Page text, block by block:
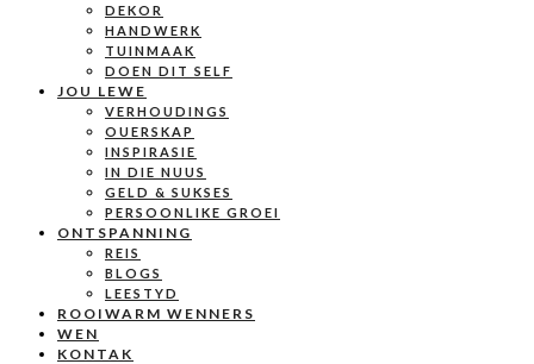
DEKOR
HANDWERK
TUINMAAK
DOEN DIT SELF
JOU LEWE
VERHOUDINGS
OUERSKAP
INSPIRASIE
IN DIE NUUS
GELD & SUKSES
PERSOONLIKE GROEI
ONTSPANNING
REIS
BLOGS
LEESTYD
ROOIWARM WENNERS
WEN
KONTAK